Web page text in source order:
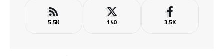
3.5K
140
5.5K